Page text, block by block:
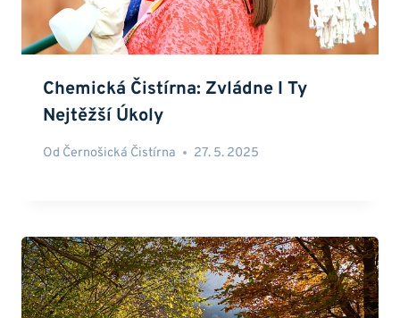
Chemická Čistírna: Zvládne I Ty
Nejtěžší Úkoly
Od Černošická Čistírna 27. 5. 2025